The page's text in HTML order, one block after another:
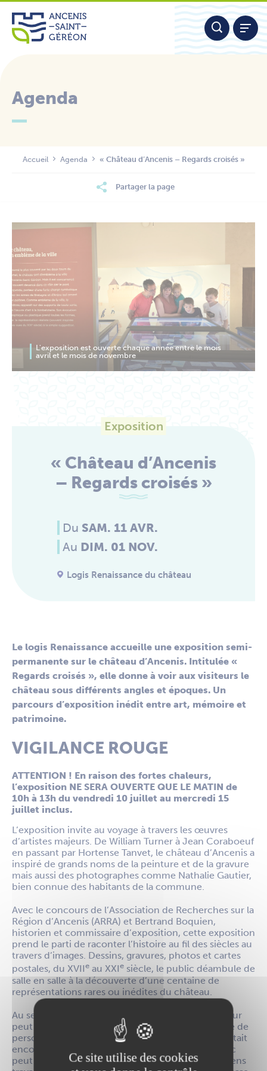
Aller
contenu
Agenda
Accueil Agenda « Château d’Ancenis – Regards croisés »
Partager la page
L'exposition est ouverte chaque année entre le mois
avril et le mois de novembre
Exposition
« Château d’Ancenis
– Regards croisés »
Du SAM. 11 AVR.
Au DIM. 01 NOV.
Logis Renaissance du château
Le logis Renaissance accueille une exposition semi-
permanente sur le château d’Ancenis. Intitulée «
Regards croisés », elle donne à voir aux visiteurs le
château sous différents angles et époques. Un
parcours d’exposition inédit entre art, mémoire et
patrimoine.
VIGILANCE ROUGE
ATTENTION ! En raison des fortes chaleurs,
l’exposition NE SERA OUVERTE QUE LE MATIN de
10h à 13h du vendredi 10 juillet au mercredi 15
juillet inclus.
L’exposition invite au voyage à travers les œuvres
d’artistes majeurs. De William Turner à Jean Coraboeuf
en passant par Hortense Tanvet, le château d’Ancenis a
inspiré de grands noms de la peinture et de la gravure
mais aussi des photographes comme Nathalie Gautier,
bien connue des habitants de la commune.
Avec le concours de l’Association de Recherches sur la
Région d’Ancenis (ARRA) et Bertrand Boquien,
historien et commissaire d’exposition, cette exposition
prend le parti de raconter l’histoire au fil des siècles au
travers d’images. Dessins, gravures, photos et cartes
postales, du XVIIe au XXIe siècle, le public déambule de
salle en salle à la découverte d’une centaine de
représentations rares ou inédites du château.
Au sein d’une salle de classe reconstituée, le visiteur
peut également écouter les récits d’une quinzaine de
personnes qui ont fréquenté le château lorsqu’il était
encore un lieu de vie et d’enseignement. Le public
peut aussi consulter des cahiers et livres, des anciens
Panneau de gestion des cookies
Ce site utilise des cookies